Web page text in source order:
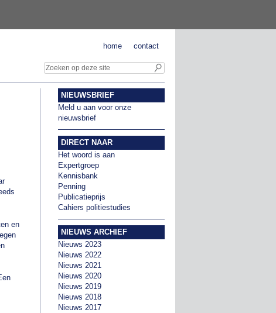
contact
home
en
NIEUWSBRIEF
Meld u aan voor onze
nieuwsbrief
DIRECT NAAR
Het woord is aan
Expertgroep
Kennisbank
Penning
Publicatieprijs
Cahiers politiestudies
NIEUWS ARCHIEF
Nieuws 2023
Nieuws 2022
Nieuws 2021
Nieuws 2020
Nieuws 2019
Nieuws 2018
Nieuws 2017